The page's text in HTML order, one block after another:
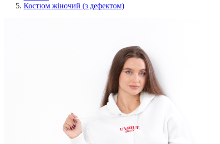
Костюм жіночий (з дефектом)